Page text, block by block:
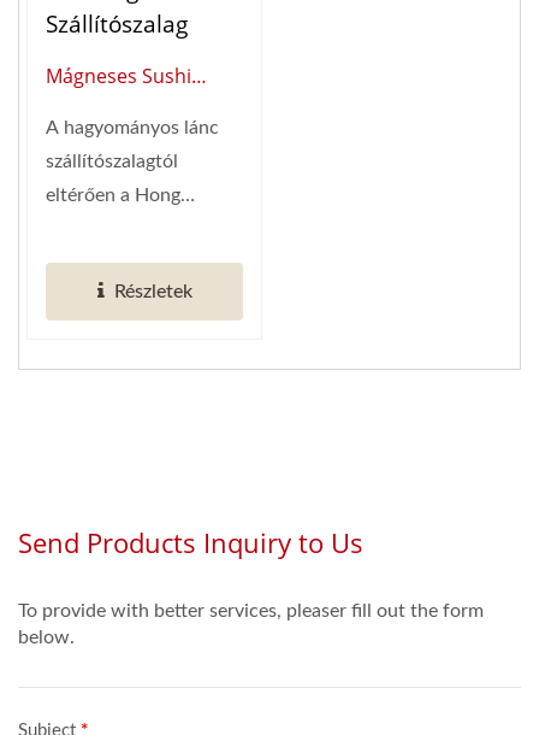
Szállítószalag
Mágneses Sushi
(Globális Beszállító A
Okos Étterem
Automatizálásában)
A hagyományos lánc
szállítószalagtól
eltérően a Hong
Szállítószalagja"...
Részletek